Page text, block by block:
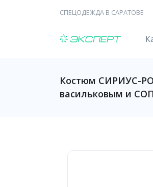
СПЕЦОДЕЖДА В САРАТОВЕ
Костюм СИРИУС-
васильковым и СОП